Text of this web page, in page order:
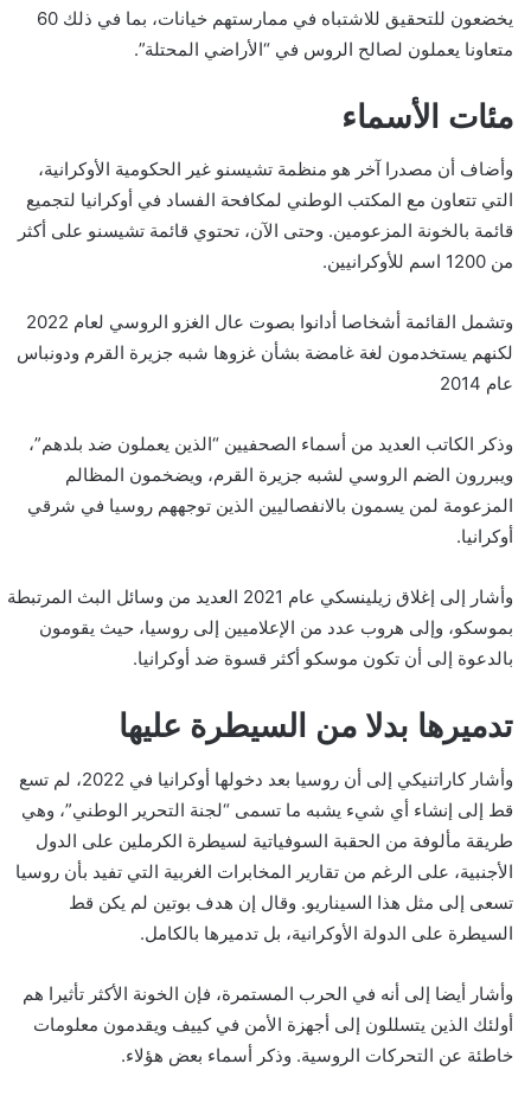
يخضعون للتحقيق للاشتباه في ممارستهم خيانات، بما في ذلك 60
متعاونا يعملون لصالح الروس في “الأراضي المحتلة”.
مئات الأسماء
وأضاف أن مصدرا آخر هو منظمة تشيسنو غير الحكومية الأوكرانية،
التي تتعاون مع المكتب الوطني لمكافحة الفساد في أوكرانيا لتجميع
قائمة بالخونة المزعومين. وحتى الآن، تحتوي قائمة تشيسنو على أكثر
من 1200 اسم للأوكرانيين.
وتشمل القائمة أشخاصا أدانوا بصوت عال الغزو الروسي لعام 2022
لكنهم يستخدمون لغة غامضة بشأن غزوها شبه جزيرة القرم ودونباس
عام 2014
وذكر الكاتب العديد من أسماء الصحفيين “الذين يعملون ضد بلدهم”،
ويبررون الضم الروسي لشبه جزيرة القرم، ويضخمون المظالم
المزعومة لمن يسمون بالانفصاليين الذين توجههم روسيا في شرقي
أوكرانيا.
وأشار إلى إغلاق زيلينسكي عام 2021 العديد من وسائل البث المرتبطة
بموسكو، وإلى هروب عدد من الإعلاميين إلى روسيا، حيث يقومون
بالدعوة إلى أن تكون موسكو أكثر قسوة ضد أوكرانيا.
تدميرها بدلا من السيطرة عليها
وأشار كاراتنيكي إلى أن روسيا بعد دخولها أوكرانيا في 2022، لم تسع
قط إلى إنشاء أي شيء يشبه ما تسمى “لجنة التحرير الوطني”، وهي
طريقة مألوفة من الحقبة السوفياتية لسيطرة الكرملين على الدول
الأجنبية، على الرغم من تقارير المخابرات الغربية التي تفيد بأن روسيا
تسعى إلى مثل هذا السيناريو. وقال إن هدف بوتين لم يكن قط
السيطرة على الدولة الأوكرانية، بل تدميرها بالكامل.
وأشار أيضا إلى أنه في الحرب المستمرة، فإن الخونة الأكثر تأثيرا هم
أولئك الذين يتسللون إلى أجهزة الأمن في كييف ويقدمون معلومات
خاطئة عن التحركات الروسية. وذكر أسماء بعض هؤلاء.